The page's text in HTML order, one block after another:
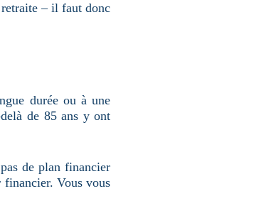
retraite – il faut donc
durée ou à une
de 85 ans y ont
de plan financier
Vous vous